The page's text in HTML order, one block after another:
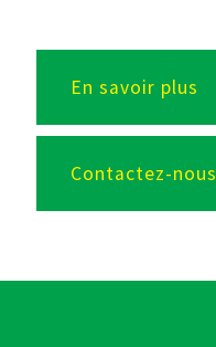
En savoir plus
Contactez-nous